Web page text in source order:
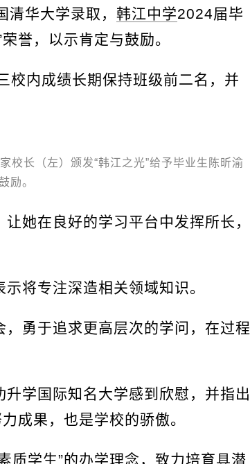
清华大学录取，韩江中学2024届毕
荣誉，以示肯定与鼓励。
校内成绩长期保持班级前二名，并
校长（左）颁发“韩江之光”给予毕业生陈昕渝
励。
她在良好的学习平台中发挥所长，
将专注深造相关领域知识。
勇于追求更高层次的学问，在过程
升学国际知名大学感到欣慰，并指出
成果，也是学校的骄傲。
质学生”的办学理念，致力培育具潜